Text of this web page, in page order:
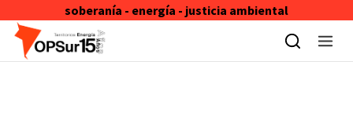
soberanía - energía - justicia ambiental
Skip to content